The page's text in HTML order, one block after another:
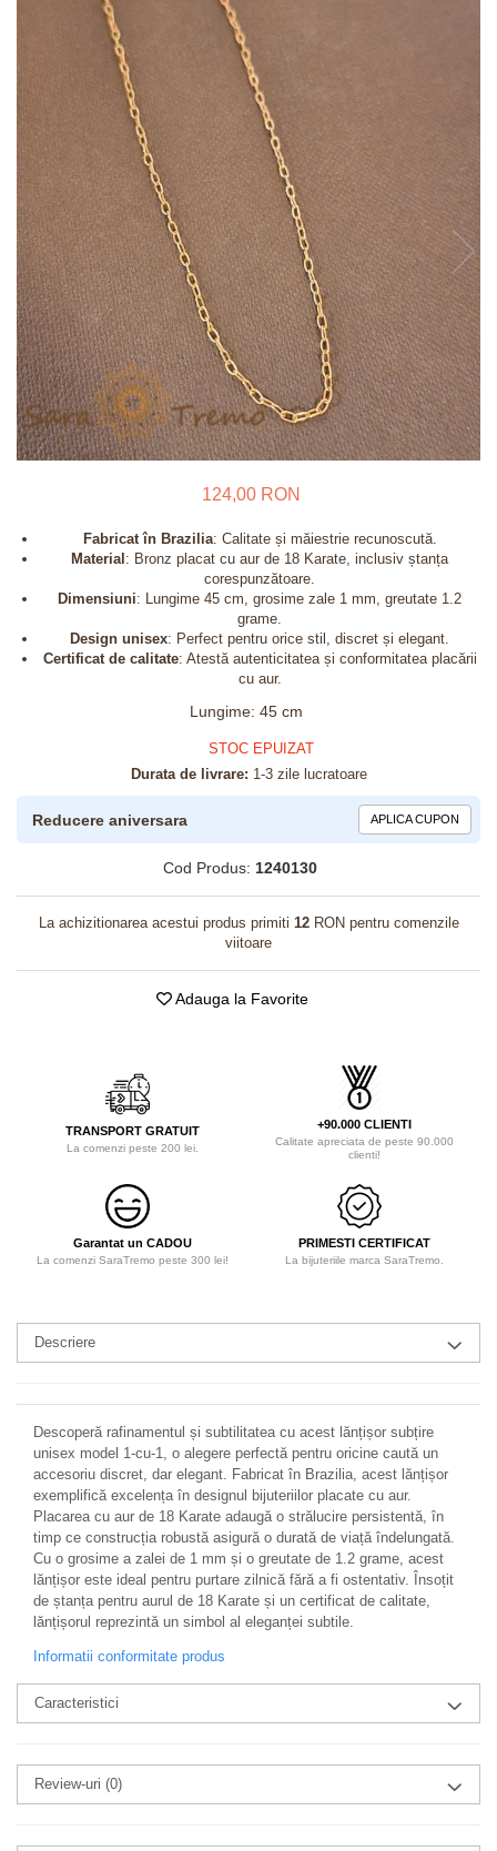
Bijuterii pentru barbati
Inele
Talismane
Verighete
Bijuterii din argint placate cu aur
24K
124,00 RON
Fabricat în Brazilia: Calitate și măiestrie recunoscută.
Material : Bronz placat cu aur de 18 Karate, inclusiv ștanța
corespunzătoare.
Dimensiuni: Lungime 45 cm, grosime zale 1 mm, greutate 1.2
grame.
Design unisex: Perfect pentru orice stil, discret și elegant.
Certificat de calitate: Atestă autenticitatea și conformitatea placării
cu aur.
Lungime: 45 cm
STOC EPUIZAT
Durata de livrare: 1-3 zile lucratoare
Reducere aniversara APLICA CUPON
Cod Produs: 1240130
La achizitionarea acestui produs primiti 12RON pentru comenzile
viitoare
Adauga la Favorite
TRANSPORT GRATUIT
La comenzi peste 200 lei.
+90.000 CLIENTI
Calitate apreciata de peste 90.000
clienti!
Garantat un CADOU
La comenzi SaraTremo peste 300 lei!
PRIMESTI CERTIFICAT
La bijuteriile marca SaraTremo.
Descriere
Descoperă rafinamentul și subtilitatea cu acest lănțișor subțire
unisex model 1-cu-1, o alegere perfectă pentru oricine caută un
accesoriu discret, dar elegant. Fabricat în Brazilia, acest lănțișor
exemplifică excelența în designul bijuteriilor placate cu aur.
Placarea cu aur de 18 Karate adaugă o strălucire persistentă, în
timp ce construcția robustă asigură o durată de viață îndelungată.
Cu o grosime a zalei de 1 mm și o greutate de 1.2 grame, acest
lănțișor este ideal pentru purtare zilnică fără a fi ostentativ. Însoțit
de ștanța pentru aurul de 18 Karate și un certificat de calitate,
lănțișorul reprezintă un simbol al eleganței subtile.
Informatii conformitate produs
Caracteristici
Review-uri (0)